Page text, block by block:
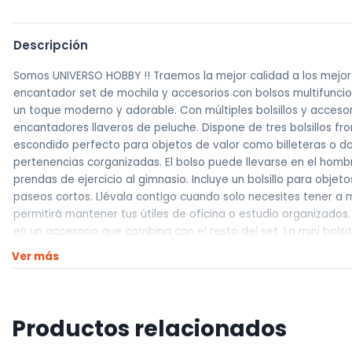
Descripción
Somos UNIVERSO HOBBY !! Traemos la mejor calidad a los
encantador set de mochila y accesorios con bolsos
un toque moderno y adorable. Con múltiples bolsillos y
encantadores llaveros de peluche. Dispone de tres bolsillos
escondido perfecto para objetos de valor como billeteras o
pertenencias corganizadas. El bolso puede llevarse en el
prendas de ejercicio al gimnasio. Incluye un bolsillo para
paseos cortos. Llévala contigo cuando solo necesites tener
permitirá mantener tus útiles de oficina o estudio
en un accesorio que combina con el resto del set. La mini
como un neceser a juego, asegurando que todos tus
necesidades. Cada pieza ha sido diseñada pensando en la
Lunes a Viernes de 10hs a 18hs, Sábados de 10hs a 13hs
Ver más
Productos relacionados